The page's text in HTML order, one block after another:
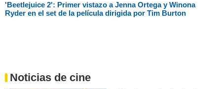
'Beetlejuice 2': Primer vistazo a Jenna Ortega y Winona
Ryder en el set de la película dirigida por Tim Burton
Noticias de cine